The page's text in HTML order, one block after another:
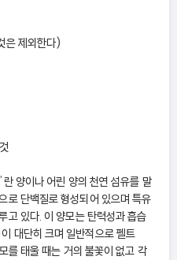
은 제외한다)
양이나 어린 양의 천연 섬유를 말
로 단백질로 형성되어 있으며 특유
고 있다. 이 양모는 탄력성과 흡습
대단히 크며 일반적으로 펠트
태울 때는 거의 불꽃이 없고 각